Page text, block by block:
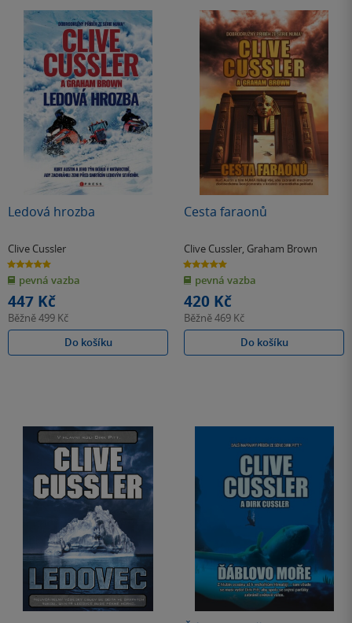
Ledová hrozba
Clive Cussler
5.0
z
5
hvězdiček
pevná vazba
447 Kč
Běžně499 Kč
Do košíku
Cesta faraonů
Clive Cussler, Graham Brown
5.0
z
5
hvězdiček
pevná vazba
420 Kč
Běžně469 Kč
Do košíku